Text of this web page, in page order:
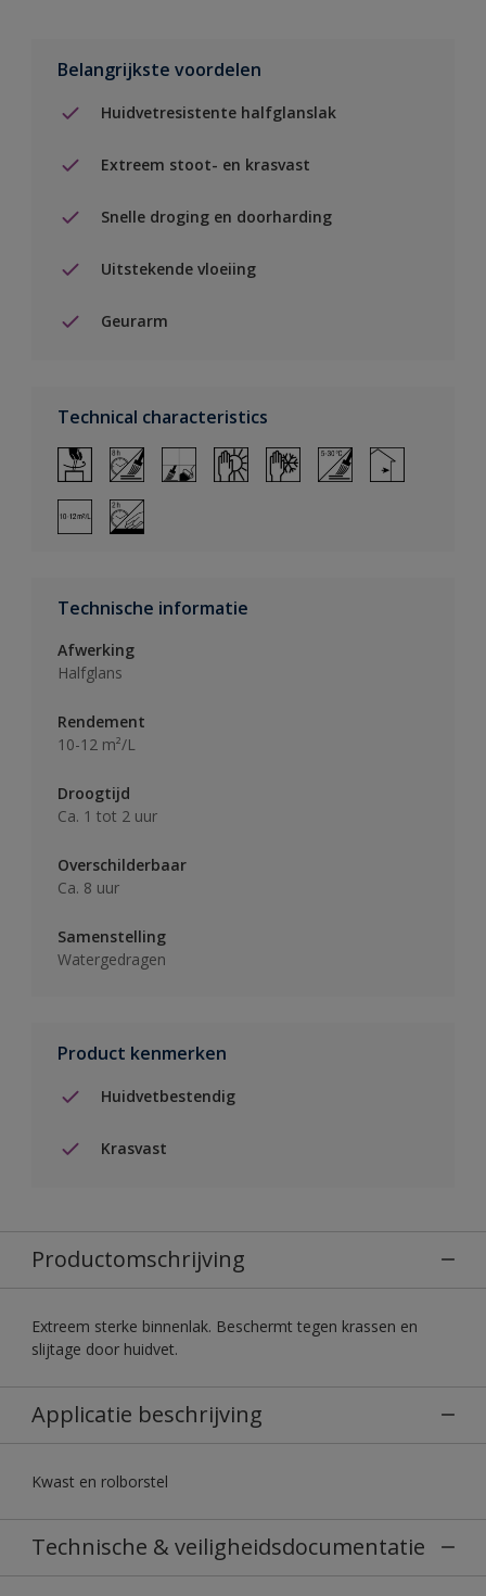
Belangrijkste voordelen
Huidvetresistente halfglanslak
Extreem stoot- en krasvast
Snelle droging en doorharding
Uitstekende vloeiing
Geurarm
Technical characteristics
Technische informatie
Afwerking
Halfglans
Rendement
10-12 m²/L
Droogtijd
Ca. 1 tot 2 uur
Overschilderbaar
Ca. 8 uur
Samenstelling
Watergedragen
Product kenmerken
Huidvetbestendig
Krasvast
Productomschrijving
Extreem sterke binnenlak. Beschermt tegen krassen en
slijtage door huidvet.
Applicatie beschrijving
Kwast en rolborstel
Technische & veiligheidsdocumentatie